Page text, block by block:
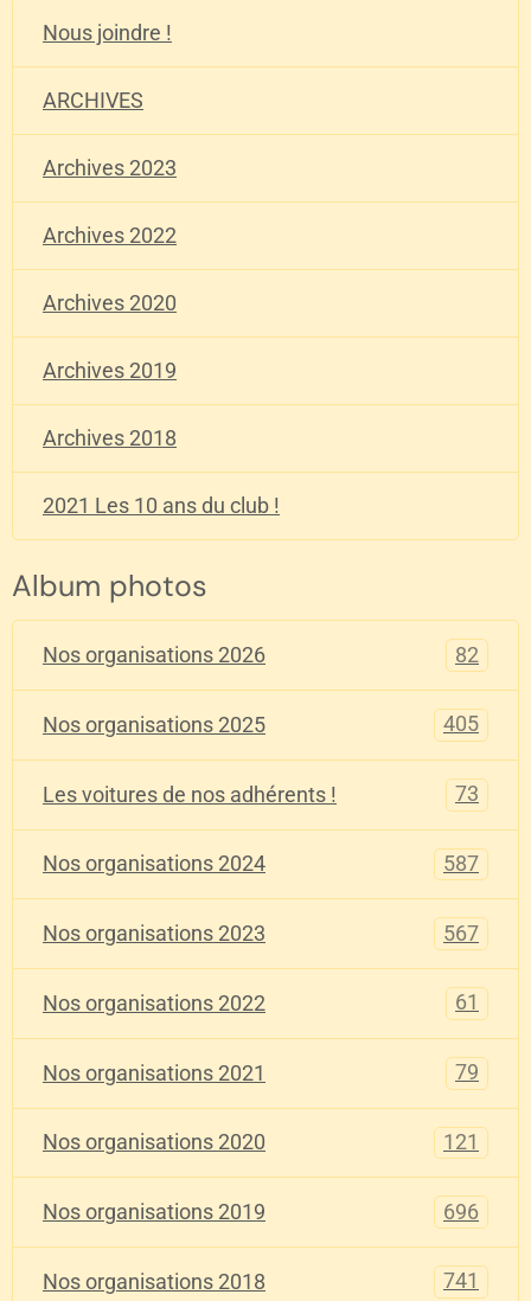
Nous joindre !
ARCHIVES
Archives 2023
Archives 2022
Archives 2020
Archives 2019
Archives 2018
2021 Les 10 ans du club !
Album photos
Nos organisations 2026 82
Nos organisations 2025 405
Les voitures de nos adhérents ! 73
Nos organisations 2024 587
Nos organisations 2023 567
Nos organisations 2022 61
Nos organisations 2021 79
Nos organisations 2020 121
Nos organisations 2019 696
Nos organisations 2018 741